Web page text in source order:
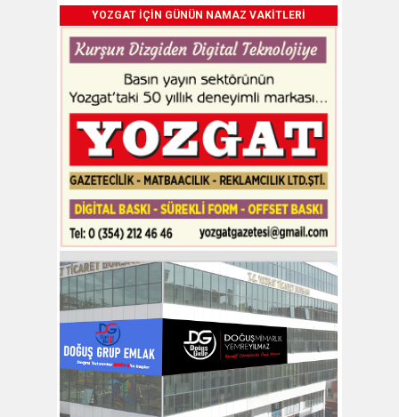
YOZGAT İÇİN GÜNÜN NAMAZ VAKİTLERİ